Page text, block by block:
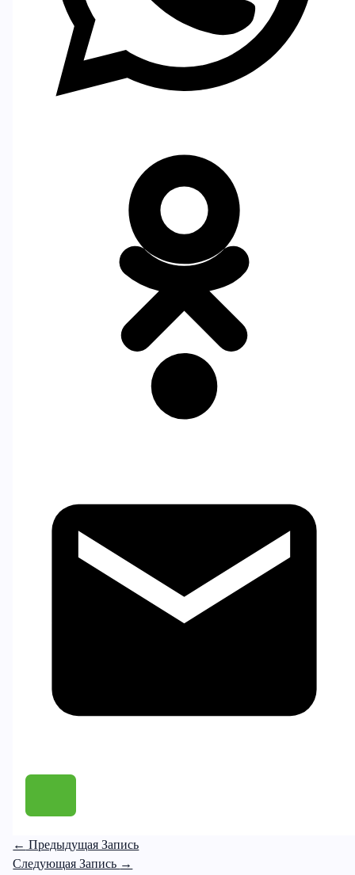
← Предыдущая Запись
Следующая Запись →